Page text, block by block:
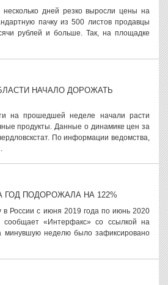
дней резко выросли цены на
пачку из 500 листов продавцы
рублей и больше. Так, на площадке
НАЧАЛО ДОРОЖАТЬ
на прошедшей неделе начали расти
продукты. Данные о динамике цен за
По информации ведомства,
ГОД ПОДОРОЖАЛА НА 122%
в России с июня 2019 года по июнь 2020
«Интерфакс» со ссылкой на
минувшую неделю было зафиксировано